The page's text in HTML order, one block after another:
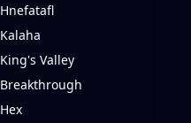
Hnefatafl
Kalaha
King's Valley
Breakthrough
Hex